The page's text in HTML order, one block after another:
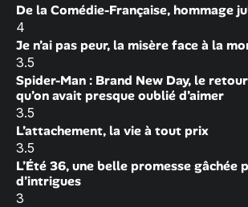
De la Comédie-Française, hommage
4
Je n’ai pas peur, la misère face à la
3.5
Spider-Man : Brand New Day, le
qu’on avait presque oublié d’aimer
3.5
L’attachement, la vie à tout prix
3.5
L’Été 36, une belle promesse gâchée
d’intrigues
3